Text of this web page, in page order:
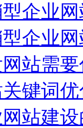
企业
企业
站需
关键词
站建